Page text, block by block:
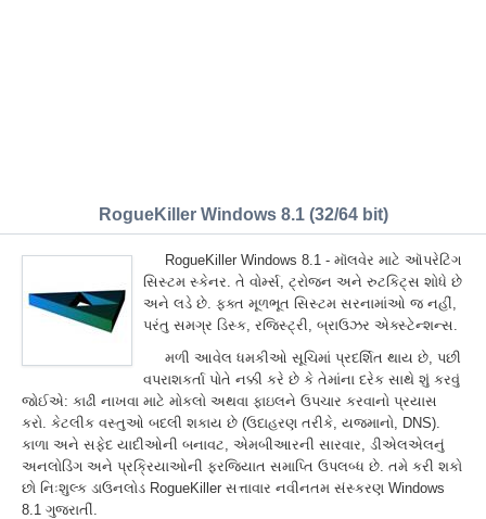
RogueKiller Windows 8.1 (32/64 bit)
RogueKiller Windows 8.1 - મૉલવેર માટે ઑપરેટિંગ
સિસ્ટમ સ્કેનર. તે વોર્મ્સ, ટ્રોજન અને રુટકિટ્સ શોધે છે
અને લડે છે. ફક્ત મૂળભૂત સિસ્ટમ સરનામાંઓ જ નહીં,
પરંતુ સમગ્ર ડિસ્ક, રજિસ્ટ્રી, બ્રાઉઝર એક્સ્ટેન્શન્સ.
મળી આવેલ ધમકીઓ સૂચિમાં પ્રદર્શિત થાય છે, પછી
વપરાશકર્તા પોતે નક્કી કરે છે કે તેમાંના દરેક સાથે શું કરવું
જોઈએ: કાઢી નાખવા માટે મોકલો અથવા ફાઇલને ઉપચાર કરવાનો પ્રયાસ
કરો. કેટલીક વસ્તુઓ બદલી શકાય છે (ઉદાહરણ તરીકે, યજમાનો, DNS).
કાળા અને સફેદ યાદીઓની બનાવટ, એમબીઆરની સારવાર, ડીએલએલનું
અનલોડિંગ અને પ્રક્રિયાઓની ફરજિયાત સમાપ્તિ ઉપલબ્ધ છે. તમે કરી શકો
છો નિઃશુલ્ક ડાઉનલોડ RogueKiller સત્તાવાર નવીનતમ સંસ્કરણ Windows
8.1 ગુજરાતીં.